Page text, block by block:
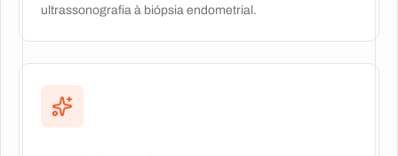
ultrassonografia à biópsia endometrial.